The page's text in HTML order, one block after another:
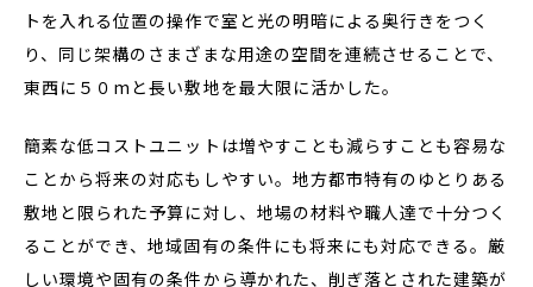
トを入れる位置の操作で室と光の明暗による奥行きをつく
り、同じ架構のさまざまな用途の空間を連続させることで、
東西に５０mと長い敷地を最大限に活かした。
簡素な低コストユニットは増やすことも減らすことも容易な
ことから将来の対応もしやすい。地方都市特有のゆとりある
敷地と限られた予算に対し、地場の材料や職人達で十分つく
ることができ、地域固有の条件にも将来にも対応できる。厳
しい環境や固有の条件から導かれた、削ぎ落とされた建築が